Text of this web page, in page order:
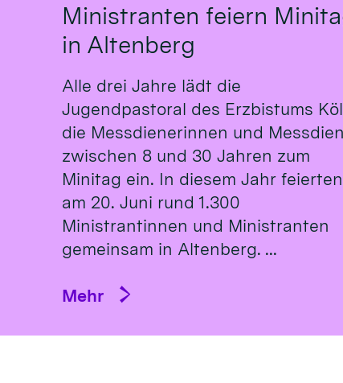
Ministranten feiern
in Altenberg
Alle drei Jahre lädt die
Jugendpastoral des Erzbistums
die Messdienerinnen und
zwischen 8 und 30 Jahren zum
Minitag ein. In diesem Jahr feierten
am 20. Juni rund 1.300
Ministrantinnen und Ministranten
gemeinsam in Altenberg. ...
Mehr